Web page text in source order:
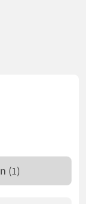
(1)